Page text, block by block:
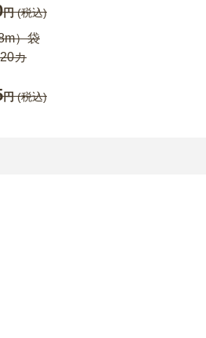
円(税込)
）袋
カ
円(税込)